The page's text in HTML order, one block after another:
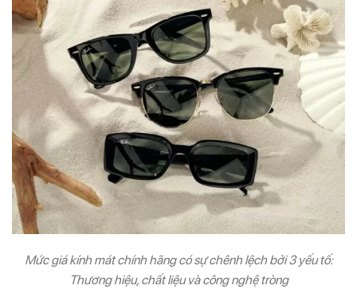
Mức giá kính mát chính hãng có sự chênh lệch bởi 3 yếu tố:
Thương hiệu, chất liệu và công nghệ tròng